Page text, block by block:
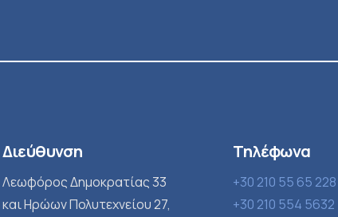
Διεύθυνση
Λεωφόρος Δημοκρατίας 33
και Ηρώων Πολυτεχνείου 27,
Τηλέφωνα
+30 210 55 65 228
+30 210 554 5632